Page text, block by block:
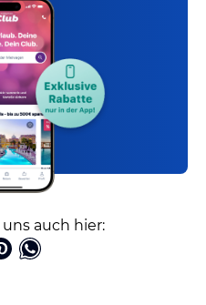
auch hier: